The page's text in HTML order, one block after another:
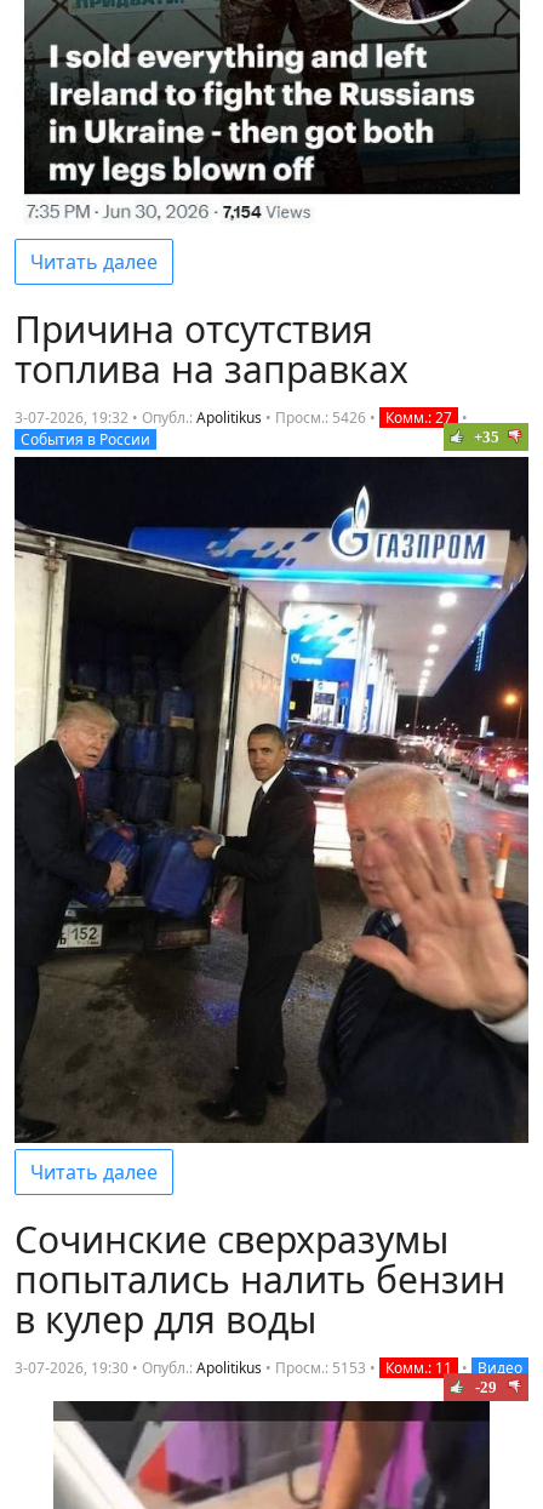
Читать далее
Причина отсутствия
топлива на заправках
3-07-2026, 19:32 • Опубл.:Apolitikus • Просм.: 5426 • Комм.: 27 •
События в России
+35
Читать далее
Сочинские сверхразумы
попытались налить бензин
в кулер для воды
3-07-2026, 19:30 • Опубл.:Apolitikus • Просм.: 5153 • Комм.: 11 • Видео
-29